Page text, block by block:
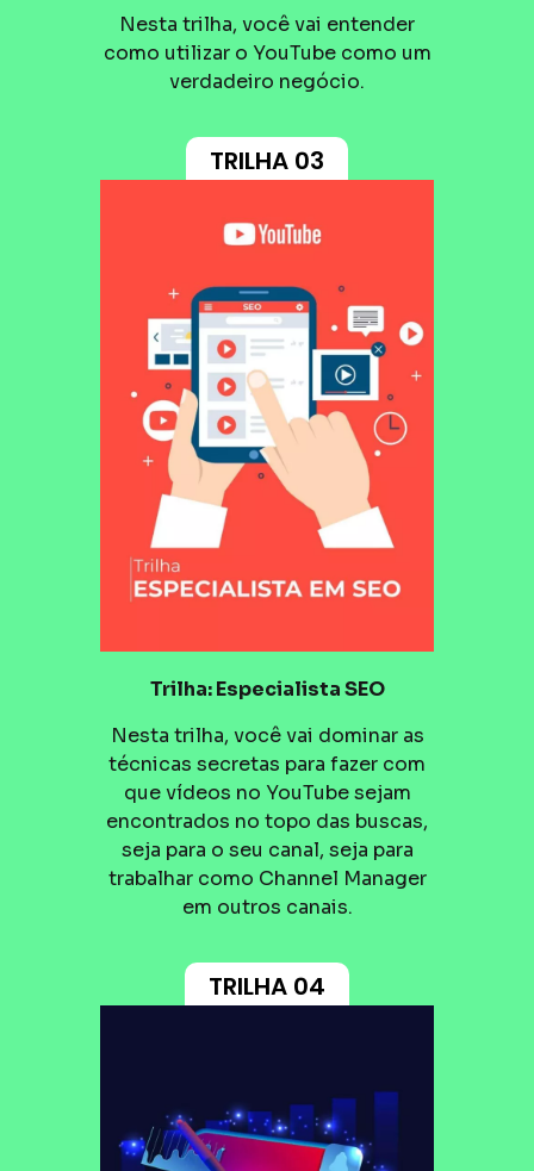
Nesta trilha, você vai entender
como utilizar o YouTube como um
verdadeiro negócio.
TRILHA 03
Trilha: Especialista SEO
Nesta trilha, você vai dominar as
técnicas secretas para fazer com
que vídeos no YouTube sejam
encontrados no topo das buscas,
seja para o seu canal, seja para
trabalhar como Channel Manager
em outros canais.
TRILHA 04